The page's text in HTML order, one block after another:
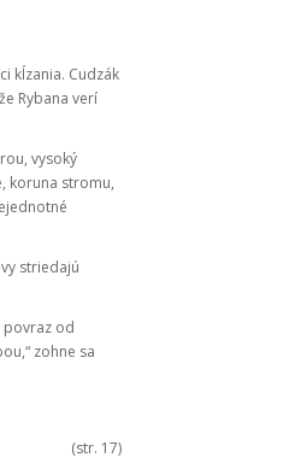
kĺzania. Cudzák
Rybana verí
vysoký
koruna stromu,
striedajú
povraz od
zohne sa
(str. 17)